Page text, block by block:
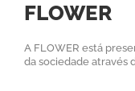
FLOWER
A FLOWER está
da sociedade através